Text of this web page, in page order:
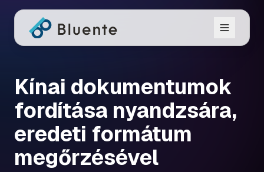
Kínai dokumentumok
fordítása nyandzsára,
eredeti formátum
megőrzésével